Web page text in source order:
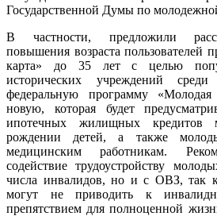
Государственной Думы по
В частности, предложили
повышения возраста пользователей
карта» до 35 лет с целью
исторических учреждений
федеральную программу «Молодая
новую, которая будет
ипотечных жилищных кредитов
рождении детей, а также
медицинским работникам.
содействие трудоустройству
числа инвалидов, но и с ОВЗ, так
могут не приводить к
препятствием для полноценной